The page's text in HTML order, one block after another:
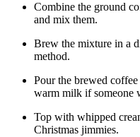
Combine the ground
and mix them.
Brew the mixture in a
method.
Pour the brewed
warm milk if someone
Top with whipped
Christmas jimmies.